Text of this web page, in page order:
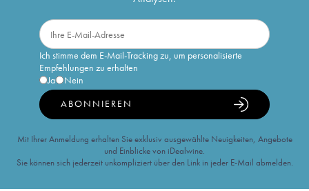
Ich stimme dem E-Mail-Tracking zu, um personalisierte
Empfehlungen zu erhalten
Ja
Nein
ABONNIEREN
Mit Ihrer Anmeldung erhalten Sie exklusiv ausgewählte Neuigkeiten, Angebote
und Einblicke von iDealwine.
Sie können sich jederzeit unkompliziert über den Link in jeder E-Mail abmelden.